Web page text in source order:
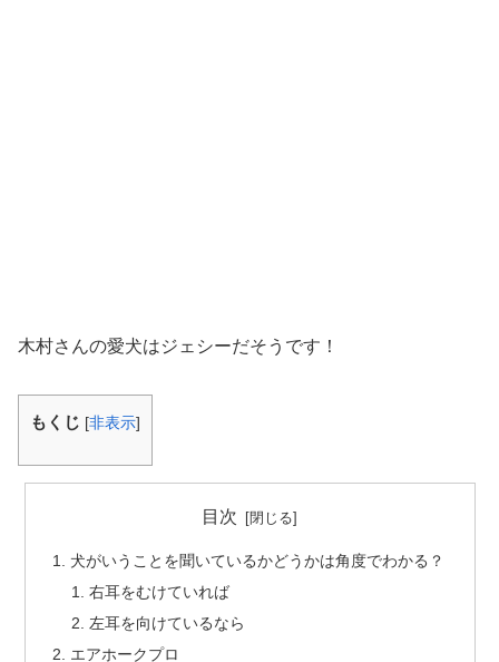
木村さんの愛犬はジェシーだそうです！
もくじ [非表示]
目次
犬がいうことを聞いているかどうかは角度でわかる？
右耳をむけていれば
左耳を向けているなら
エアホークプロ